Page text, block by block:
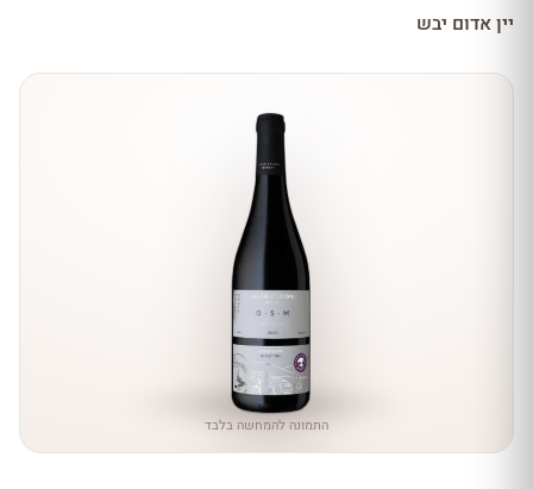
יין אדום יבש
התמונה להמחשה בלבד